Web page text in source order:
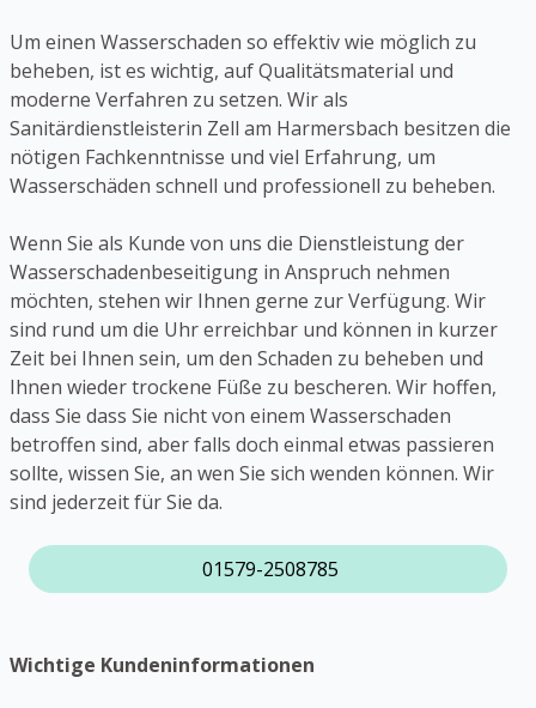
Um einen Wasserschaden so effektiv wie möglich zu
beheben, ist es wichtig, auf Qualitätsmaterial und
moderne Verfahren zu setzen. Wir als
Sanitärdienstleisterin Zell am Harmersbach besitzen die
nötigen Fachkenntnisse und viel Erfahrung, um
Wasserschäden schnell und professionell zu beheben.
Wenn Sie als Kunde von uns die Dienstleistung der
Wasserschadenbeseitigung in Anspruch nehmen
möchten, stehen wir Ihnen gerne zur Verfügung. Wir
sind rund um die Uhr erreichbar und können in kurzer
Zeit bei Ihnen sein, um den Schaden zu beheben und
Ihnen wieder trockene Füße zu bescheren. Wir hoffen,
dass Sie dass Sie nicht von einem Wasserschaden
betroffen sind, aber falls doch einmal etwas passieren
sollte, wissen Sie, an wen Sie sich wenden können. Wir
sind jederzeit für Sie da.
01579-2508785
Wichtige Kundeninformationen